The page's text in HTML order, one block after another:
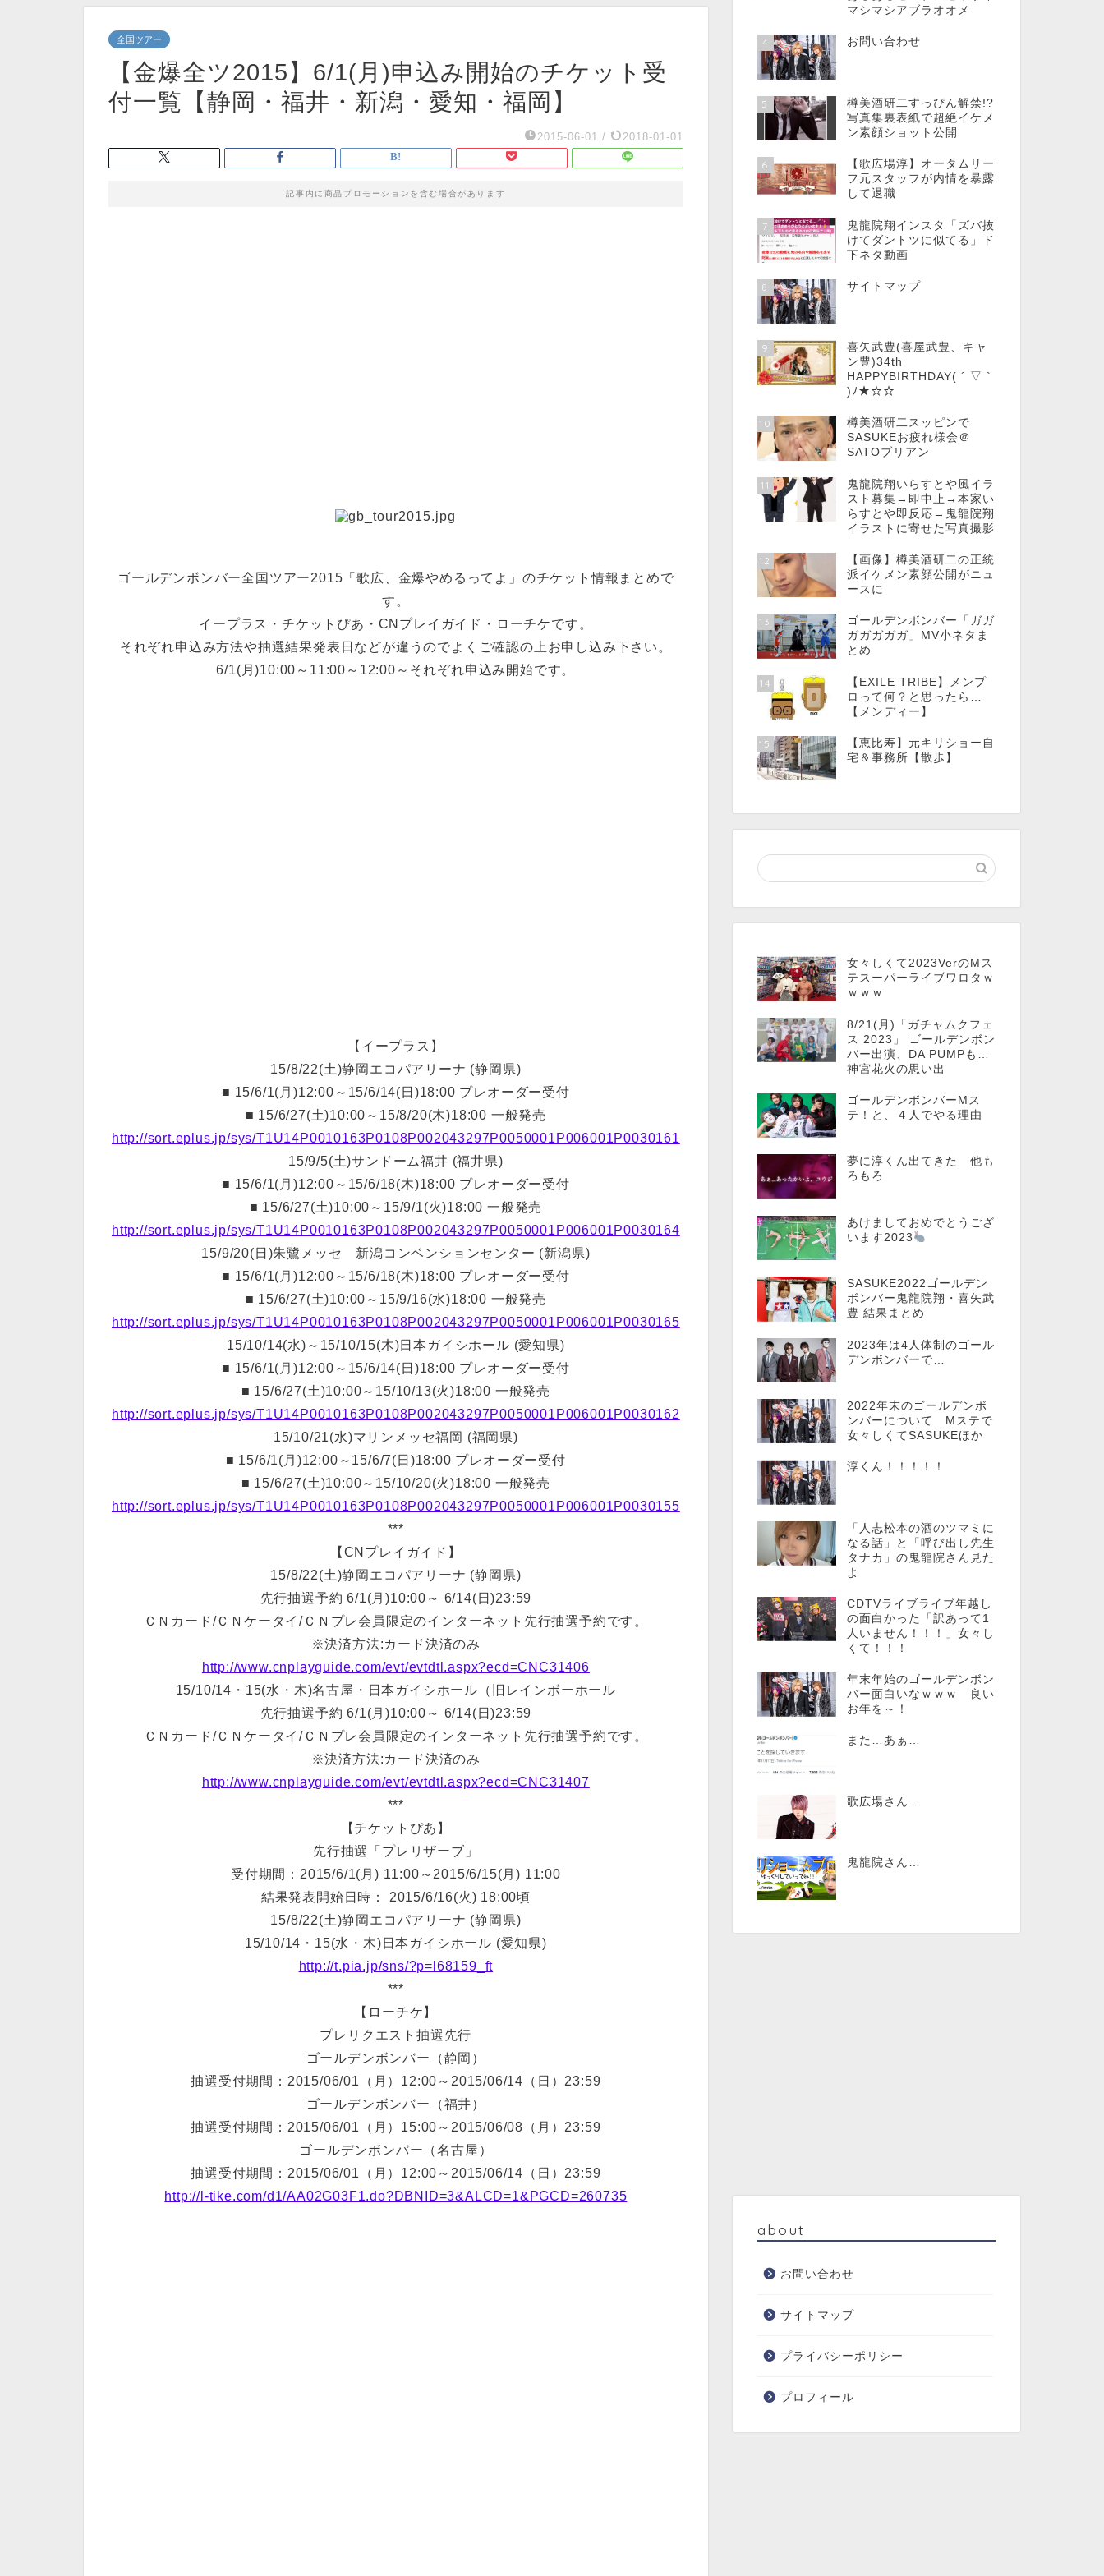
全国ツアー
【金爆全ツ2015】6/1(月)申込み開始のチケット受
付一覧【静岡・福井・新潟・愛知・福岡】
2015-06-01 / 2018-01-01
記事内に商品プロモーションを含む場合があります
ゴールデンボンバー全国ツアー2015「歌広、金爆やめるってよ」のチケット情報まとめで
す。
イープラス・チケットぴあ・CNプレイガイド・ローチケです。
それぞれ申込み方法や抽選結果発表日などが違うのでよくご確認の上お申し込み下さい。
6/1(月)10:00～11:00～12:00～それぞれ申込み開始です。
【イープラス】
15/8/22(土)静岡エコパアリーナ (静岡県)
■ 15/6/1(月)12:00～15/6/14(日)18:00 プレオーダー受付
■ 15/6/27(土)10:00～15/8/20(木)18:00 一般発売
http://sort.eplus.jp/sys/T1U14P0010163P0108P002043297P0050001P006001P0030161
15/9/5(土)サンドーム福井 (福井県)
■ 15/6/1(月)12:00～15/6/18(木)18:00 プレオーダー受付
■ 15/6/27(土)10:00～15/9/1(火)18:00 一般発売
http://sort.eplus.jp/sys/T1U14P0010163P0108P002043297P0050001P006001P0030164
15/9/20(日)朱鷺メッセ 新潟コンベンションセンター (新潟県)
■ 15/6/1(月)12:00～15/6/18(木)18:00 プレオーダー受付
■ 15/6/27(土)10:00～15/9/16(水)18:00 一般発売
http://sort.eplus.jp/sys/T1U14P0010163P0108P002043297P0050001P006001P0030165
15/10/14(水)～15/10/15(木)日本ガイシホール (愛知県)
■ 15/6/1(月)12:00～15/6/14(日)18:00 プレオーダー受付
■ 15/6/27(土)10:00～15/10/13(火)18:00 一般発売
http://sort.eplus.jp/sys/T1U14P0010163P0108P002043297P0050001P006001P0030162
15/10/21(水)マリンメッセ福岡 (福岡県)
■ 15/6/1(月)12:00～15/6/7(日)18:00 プレオーダー受付
■ 15/6/27(土)10:00～15/10/20(火)18:00 一般発売
http://sort.eplus.jp/sys/T1U14P0010163P0108P002043297P0050001P006001P0030155
***
【CNプレイガイド】
15/8/22(土)静岡エコパアリーナ (静岡県)
先行抽選予約 6/1(月)10:00～ 6/14(日)23:59
ＣＮカード/ＣＮケータイ/ＣＮプレ会員限定のインターネット先行抽選予約です。
※決済方法:カード決済のみ
http://www.cnplayguide.com/evt/evtdtl.aspx?ecd=CNC31406
15/10/14・15(水・木)名古屋・日本ガイシホール（旧レインボーホール
先行抽選予約 6/1(月)10:00～ 6/14(日)23:59
ＣＮカード/ＣＮケータイ/ＣＮプレ会員限定のインターネット先行抽選予約です。
※決済方法:カード決済のみ
http://www.cnplayguide.com/evt/evtdtl.aspx?ecd=CNC31407
***
【チケットぴあ】
先行抽選「プレリザーブ」
受付期間：2015/6/1(月) 11:00～2015/6/15(月) 11:00
結果発表開始日時： 2015/6/16(火) 18:00頃
15/8/22(土)静岡エコパアリーナ (静岡県)
15/10/14・15(水・木)日本ガイシホール (愛知県)
http://t.pia.jp/sns/?p=l68159_ft
***
【ローチケ】
プレリクエスト抽選先行
ゴールデンボンバー（静岡）
抽選受付期間：2015/06/01（月）12:00～2015/06/14（日）23:59
ゴールデンボンバー（福井）
抽選受付期間：2015/06/01（月）15:00～2015/06/08（月）23:59
ゴールデンボンバー（名古屋）
抽選受付期間：2015/06/01（月）12:00～2015/06/14（日）23:59
http://l-tike.com/d1/AA02G03F1.do?DBNID=3&ALCD=1&PGCD=260735
マシマシアブラオオメ
4 お問い合わせ
5
樽美酒研二すっぴん解禁!?
写真集裏表紙で超絶イケメ
ン素顔ショット公開
6
【歌広場淳】オータムリー
フ元スタッフが内情を暴露
して退職
7
鬼龍院翔インスタ「ズバ抜
けてダントツに似てる」ド
下ネタ動画
8 サイトマップ
9
喜矢武豊(喜屋武豊、キャ
ン豊)34th
HAPPYBIRTHDAY( ´ ▽ `
)ﾉ★☆☆
10
樽美酒研二スッピンで
SASUKEお疲れ様会＠
SATOブリアン
11
鬼龍院翔いらすとや風イラ
スト募集→即中止→本家い
らすとや即反応→鬼龍院翔
イラストに寄せた写真撮影
12
【画像】樽美酒研二の正統
派イケメン素顔公開がニュ
ースに
13
ゴールデンボンバー「ガガ
ガガガガガ」MV小ネタま
とめ
14
【EXILE TRIBE】メンプ
ロって何？と思ったら…
【メンディー】
15
【恵比寿】元キリショー自
宅＆事務所【散歩】
女々しくて2023VerのMス
テスーパーライブワロタｗ
ｗｗｗ
8/21(月)「ガチャムクフェ
ス 2023」 ゴールデンボン
バー出演、DA PUMPも…
神宮花火の思い出
ゴールデンボンバーMス
テ！と、４人でやる理由
夢に淳くん出てきた 他も
ろもろ
あけましておめでとうござ
います2023
SASUKE2022ゴールデン
ボンバー鬼龍院翔・喜矢武
豊 結果まとめ
2023年は4人体制のゴール
デンボンバーで…
2022年末のゴールデンボ
ンバーについて Mステで
女々しくてSASUKEほか
淳くん！！！！！
「人志松本の酒のツマミに
なる話」と「呼び出し先生
タナカ」の鬼龍院さん見た
よ
CDTVライブライブ年越し
の面白かった「訳あって1
人いません！！！」女々し
くて！！！
年末年始のゴールデンボン
バー面白いなｗｗｗ 良い
お年を～！
また…あぁ…
歌広場さん…
鬼龍院さん…
about
お問い合わせ
サイトマップ
プライバシーポリシー
プロフィール